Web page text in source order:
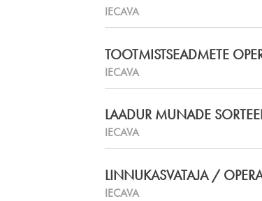
IECAVA
TOOTMISTSEADMETE
IECAVA
LAADUR MUNADE
IECAVA
LINNUKASVATAJA /
IECAVA